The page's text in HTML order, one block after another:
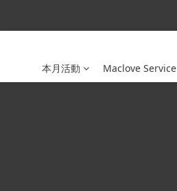
本月活動
Maclove Service